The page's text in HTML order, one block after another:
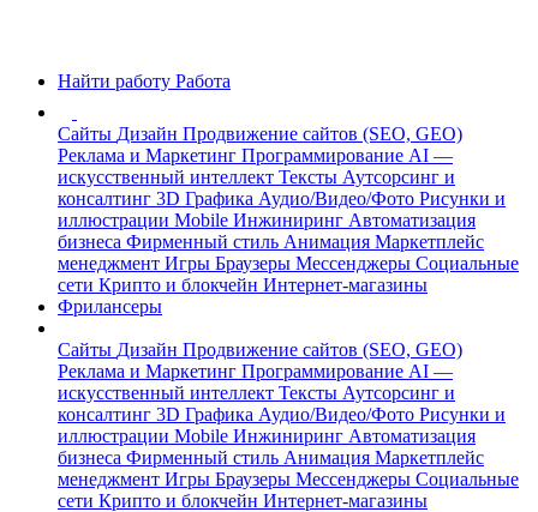
Найти работу Работа
Сайты Дизайн Продвижение сайтов (SEO, GEO)
Реклама и Маркетинг Программирование AI —
искусственный интеллект Тексты Аутсорсинг и
консалтинг 3D Графика Аудио/Видео/Фото Рисунки и
иллюстрации Mobile Инжиниринг Автоматизация
бизнеса Фирменный стиль Анимация Маркетплейс
менеджмент Игры Браузеры Мессенджеры Социальные
сети Крипто и блокчейн Интернет-магазины
Фрилансеры
Сайты Дизайн Продвижение сайтов (SEO, GEO)
Реклама и Маркетинг Программирование AI —
искусственный интеллект Тексты Аутсорсинг и
консалтинг 3D Графика Аудио/Видео/Фото Рисунки и
иллюстрации Mobile Инжиниринг Автоматизация
бизнеса Фирменный стиль Анимация Маркетплейс
менеджмент Игры Браузеры Мессенджеры Социальные
сети Крипто и блокчейн Интернет-магазины